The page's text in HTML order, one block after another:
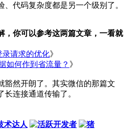
代码复杂度都是另一个级别了。
，你可以参考这两篇文章，一看就
录请求的优化》
如何作到省流量？ 》
豁然开朗了。其实微信的那篇文
连接通道传输了。